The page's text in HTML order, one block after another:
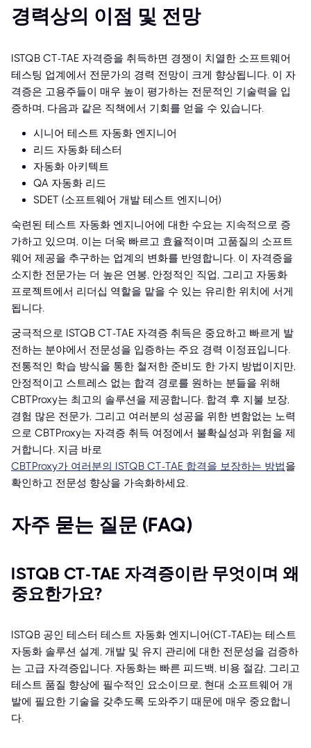
경력상의 이점 및 전망
ISTQB CT-TAE 자격증을 취득하면 경쟁이 치열한 소프트웨어
테스팅 업계에서 전문가의 경력 전망이 크게 향상됩니다. 이 자
격증은 고용주들이 매우 높이 평가하는 전문적인 기술력을 입
증하며, 다음과 같은 직책에서 기회를 얻을 수 있습니다.
시니어 테스트 자동화 엔지니어
리드 자동화 테스터
자동화 아키텍트
QA 자동화 리드
SDET (소프트웨어 개발 테스트 엔지니어)
숙련된 테스트 자동화 엔지니어에 대한 수요는 지속적으로 증
가하고 있으며, 이는 더욱 빠르고 효율적이며 고품질의 소프트
웨어 제공을 추구하는 업계의 변화를 반영합니다. 이 자격증을
소지한 전문가는 더 높은 연봉, 안정적인 직업, 그리고 자동화
프로젝트에서 리더십 역할을 맡을 수 있는 유리한 위치에 서게
됩니다.
궁극적으로 ISTQB CT-TAE 자격증 취득은 중요하고 빠르게 발
전하는 분야에서 전문성을 입증하는 주요 경력 이정표입니다.
전통적인 학습 방식을 통한 철저한 준비도 한 가지 방법이지만,
안정적이고 스트레스 없는 합격 경로를 원하는 분들을 위해
CBTProxy는 최고의 솔루션을 제공합니다. 합격 후 지불 보장,
경험 많은 전문가, 그리고 여러분의 성공을 위한 변함없는 노력
으로 CBTProxy는 자격증 취득 여정에서 불확실성과 위험을 제
거합니다. 지금 바로
CBTProxy가 여러분의 ISTQB CT-TAE 합격을 보장하는 방법을
확인하고 전문성 향상을 가속화하세요.
자주 묻는 질문 (FAQ)
ISTQB CT-TAE 자격증이란 무엇이며 왜
중요한가요?
ISTQB 공인 테스터 테스트 자동화 엔지니어(CT-TAE)는 테스트
자동화 솔루션 설계, 개발 및 유지 관리에 대한 전문성을 검증하
는 고급 자격증입니다. 자동화는 빠른 피드백, 비용 절감, 그리고
테스트 품질 향상에 필수적인 요소이므로, 현대 소프트웨어 개
발에 필요한 기술을 갖추도록 도와주기 때문에 매우 중요합니
다.